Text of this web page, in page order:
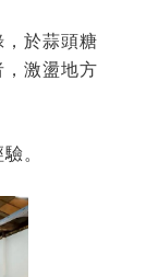
於蒜頭糖
激盪地方
。